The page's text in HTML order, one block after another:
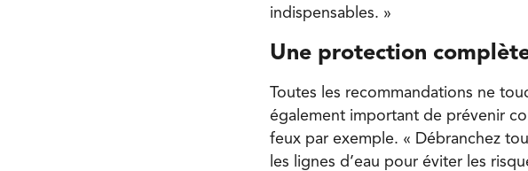
indispensables. »
Une protection
Toutes les recommandations ne
également important de prévenir
feux par exemple. « Débranchez
les lignes d’eau pour éviter les